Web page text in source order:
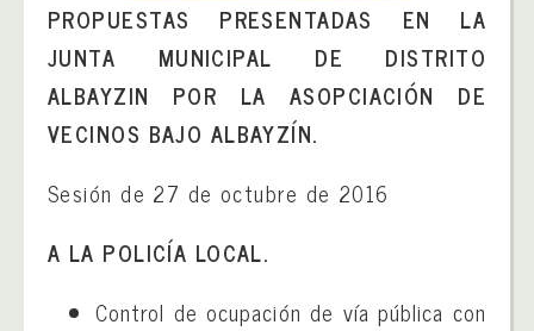
PROPUESTAS PRESENTADAS EN LA
JUNTA MUNICIPAL DE DISTRITO
ALBAYZIN POR LA ASOPCIACIÓN DE
VECINOS BAJO ALBAYZÍN.
Sesión de 27 de octubre de 2016
A LA POLICÍA LOCAL.
Control de ocupación de vía pública con